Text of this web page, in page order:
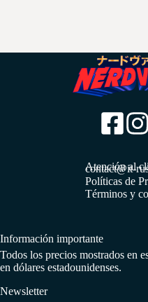
Atención al
contact@it-
Políticas de
Términos y
Información importante
Todos los precios mostrados en
en dólares estadounidenses.
Newsletter